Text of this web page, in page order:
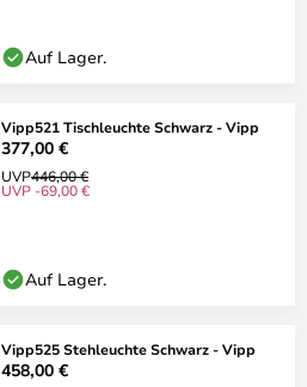
Auf Lager.
Vipp521 Tischleuchte Schwarz - Vipp
377,00 €
UVP446,00 €
UVP -69,00 €
Auf Lager.
Vipp525 Stehleuchte Schwarz - Vipp
458,00 €